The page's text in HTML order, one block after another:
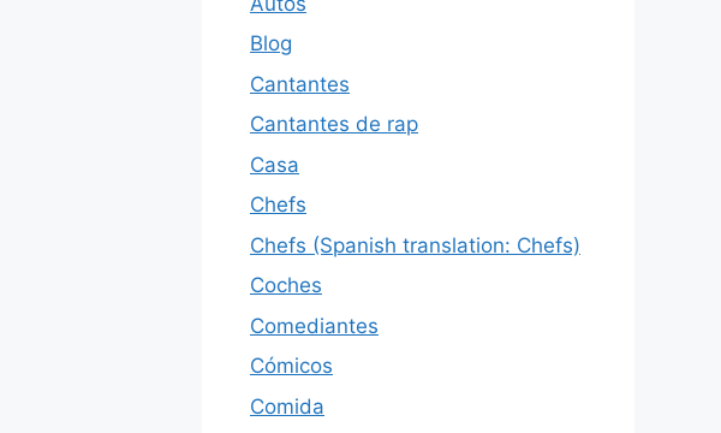
Blog
Cantantes
Cantantes de rap
Casa
Chefs
Chefs (Spanish translation: Chefs)
Coches
Comediantes
Cómicos
Comida